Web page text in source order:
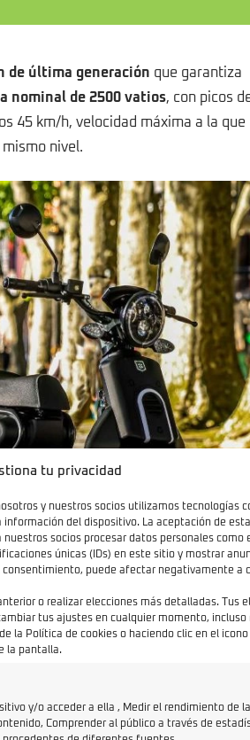
tu privacidad
y nuestros socios utilizamos tecnologías
información del dispositivo. La aceptación de
socios procesar datos personales como
únicas (IDs) en este sitio y mostrar
consentimiento, puede afectar negativamente a
o realizar elecciones más detalladas. Tus
tus ajustes en cualquier momento,
la Política de cookies o haciendo clic en el icono
la pantalla.
y/o acceder a ella , Medir el rendimiento de la
Comprender al público a través de
de última generación que garantiza
nominal de 2500 vatios, con picos
45 km/h, velocidad máxima a la que
nivel.